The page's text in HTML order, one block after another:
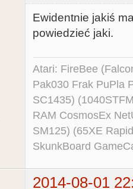
Ewidentnie jakiś
powiedzieć jaki.
Atari: FireBee
Pak030 Frak PuPla
SC1435)
RAM CosmosEx
SM125) (65XE
SkunkBoard
2014-08-01